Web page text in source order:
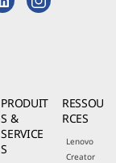
PRODUIT
S &
SERVICE
S
RESSOU
RCES
Lenovo
Creator